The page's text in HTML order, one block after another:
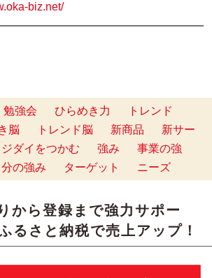
biz.net/
勉強会 ひらめき力
トレンド
脳
トレンド脳 新商品
新サー
ジダイをつかむ 強み
事業の強
分の強み ターゲット ニーズ
から登録まで強力サポー
るさと納税で売上アップ！